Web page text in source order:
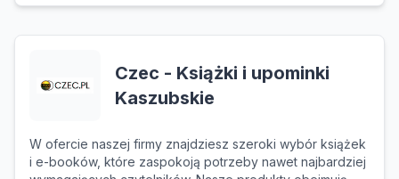
Czec - Książki i upominki
Kaszubskie
W ofercie naszej firmy znajdziesz szeroki wybór książek
i e-booków, które zaspokoją potrzeby nawet najbardziej